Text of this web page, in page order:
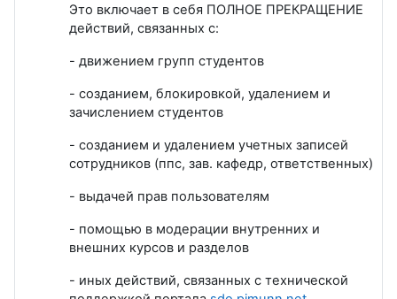
Это включает в себя ПОЛНОЕ ПРЕКРАЩЕНИЕ
действий, связанных с:
- движением групп студентов
- созданием, блокировкой, удалением и
зачислением студентов
- созданием и удалением учетных записей
сотрудников (ппс, зав. кафедр, ответственных)
- выдачей прав пользователям
- помощью в модерации внутренних и
внешних курсов и разделов
- иных действий, связанных с технической